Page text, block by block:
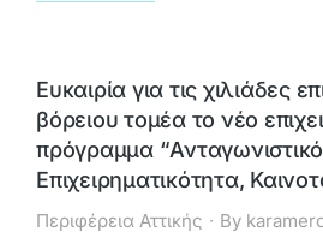
Ευκαιρία για τις χιλιάδες
βόρειου τομέα το νέο
πρόγραμμα
Επιχειρηματικότητα,
Περιφέρεια Αττικής By